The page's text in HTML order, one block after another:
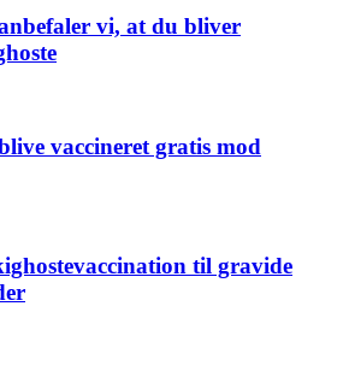
vi, at du bliver
vaccineret gratis mod
til gravide